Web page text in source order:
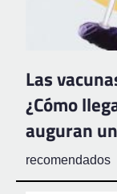
Las
¿Cómo
auguran
recomendados